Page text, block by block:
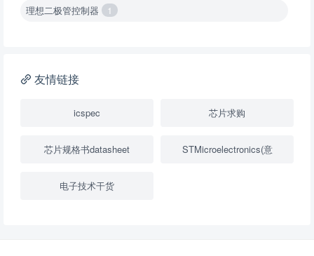
理想二极管控制器 1
降压转换器（继承开关）
USB隔离器 1
友情链接
icspec 芯片求购
芯片规格书datasheet STMicroelectronics(意
电子技术干货